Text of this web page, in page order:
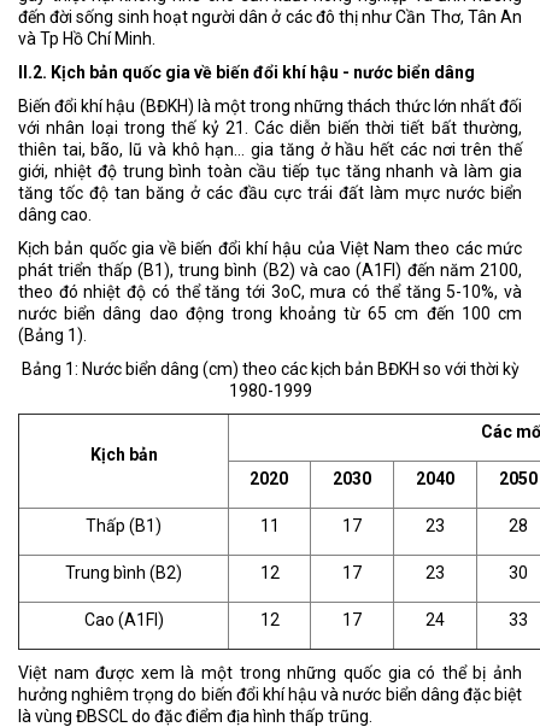
đến đời sống sinh hoạt người dân ở các đô thị như Cần Thơ, Tân An
và Tp Hồ Chí Minh.
II.2. Kịch bản quốc gia về biến đổi khí hậu - nước biển dâng
Biến đổi khí hậu (BĐKH) là một trong những thách thức lớn nhất đối
với nhân loại trong thế kỷ 21. Các diễn biến thời tiết bất thường,
thiên tai, bão, lũ và khô hạn… gia tăng ở hầu hết các nơi trên thế
giới, nhiệt độ trung bình toàn cầu tiếp tục tăng nhanh và làm gia
tăng tốc độ tan băng ở các đầu cực trái đất làm mực nước biển
dâng cao.
Kịch bản quốc gia về biến đổi khí hậu của Việt Nam theo các mức
phát triển thấp (B1), trung bình (B2) và cao (A1FI) đến năm 2100,
theo đó nhiệt độ có thể tăng tới 3oC, mưa có thể tăng 5-10%, và
nước biển dâng dao động trong khoảng từ 65 cm đến 100 cm
(Bảng 1).
Bảng 1: Nước biển dâng (cm) theo các kịch bản BĐKH so với thời kỳ
1980-1999
Kịch bản
Các
2020 2030 2040 2050
Thấp (B1) 11 17 23 28
Trung bình (B2) 12 17 23 30
Cao (A1FI) 12 17 24 33
Việt nam được xem là một trong những quốc gia có thể bị ảnh
hưởng nghiêm trọng do biến đổi khí hậu và nước biển dâng đặc biệt
là vùng ĐBSCL do đặc điểm địa hình thấp trũng.